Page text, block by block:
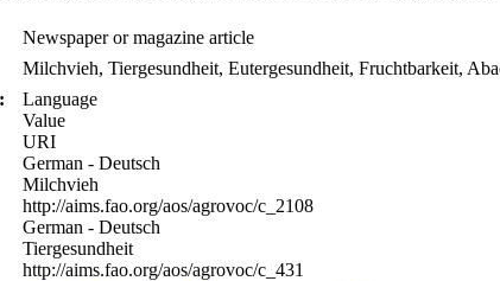
Newspaper or magazine article
Milchvieh, Tiergesundheit, Eutergesundheit, Fruchtbarkeit,
Language
Value
URI
German - Deutsch
Milchvieh
http://aims.fao.org/aos/agrovoc/c_2108
German - Deutsch
Tiergesundheit
http://aims.fao.org/aos/agrovoc/c_431